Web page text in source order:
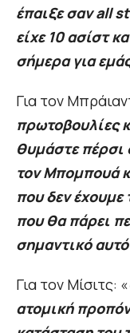
έπαιξε σαν all
είχε 10 ασίστ
σήμερα για
Για τον
πρωτοβουλίες
θυμάστε πέρσι
τον Μπομπουά
που δεν έχουμε
που θα πάρει
σημαντικό
Για τον Μίσιτς: «
ατομική